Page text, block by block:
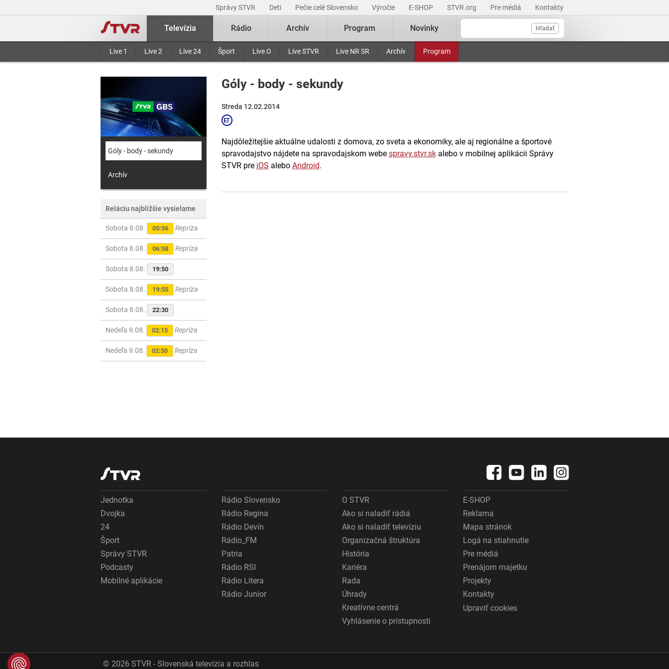
Správy STVR Deti Pečie celé Slovensko Výročie E-SHOP STVR.org Pre médiá Kontakty
Hľadať
Televízia
Live 1 Live 2 Live 24 Šport Live O Live STVR Live NR SR Archív Program
Rádio Archív Program Novinky
Góly - body - sekundy
Archív
Reláciu najbližšie vysielame
Sobota 8.08. 05:56 Repríza
Sobota 8.08. 06:58 Repríza
Sobota 8.08. 19:50
Sobota 8.08. 19:55 Repríza
Sobota 8.08. 22:30
Nedeľa 9.08. 02:15 Repríza
Nedeľa 9.08. 02:50 Repríza
Góly - body - sekundy
Streda 12.02.2014
Najdôležitejšie aktuálne udalosti z domova, zo sveta a ekonomiky, ale aj regionálne a športové
spravodajstvo nájdete na spravodajskom webe spravy.stvr.skalebo v mobilnej aplikácii Správy
STVR pre iOS alebo Android.
Jednotka
Dvojka
24
Šport
Správy STVR
Podcasty
Mobilné aplikácie
Rádio Slovensko
Rádio Regina
Rádio Devín
Rádio_FM
Patria
Rádio RSI
Rádio Litera
Rádio Junior
O STVR
Ako si naladiť rádiá
Ako si naladiť televíziu
Organizačná štruktúra
História
Kariéra
Rada
Úhrady
Kreatívne centrá
Vyhlásenie o prístupnosti
E-SHOP
Reklama
Mapa stránok
Logá na stiahnutie
Pre médiá
Prenájom majetku
Projekty
Kontakty
Upraviť cookies
© 2026 STVR - Slovenská televízia a rozhlas